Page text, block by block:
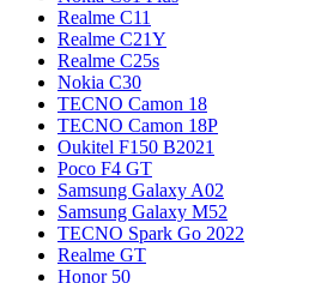
Realme C11
Realme C21Y
Realme C25s
Nokia C30
TECNO Camon 18
TECNO Camon 18P
Oukitel F150 B2021
Poco F4 GT
Samsung Galaxy A02
Samsung Galaxy M52
TECNO Spark Go 2022
Realme GT
Honor 50